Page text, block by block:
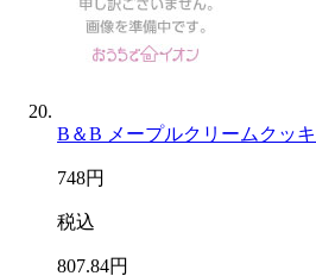
B＆B メープルクリームクッ
748円
税込
807.84円